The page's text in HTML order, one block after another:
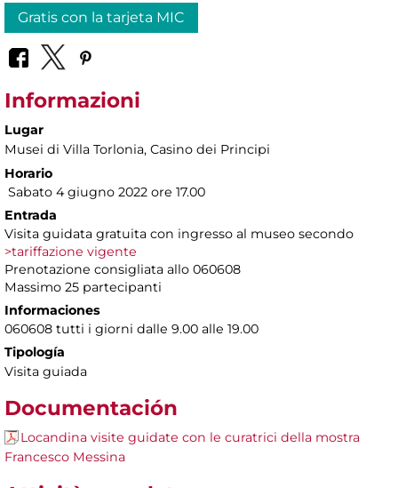
Gratis con la tarjeta MIC
Informazioni
Lugar
Musei di Villa Torlonia, Casino dei Principi
Horario
Sabato 4 giugno 2022 ore 17.00
Entrada
Visita guidata gratuita con ingresso al museo secondo
>tariffazione vigente
Prenotazione consigliata allo 060608
Massimo 25 partecipanti
Informaciones
060608 tutti i giorni dalle 9.00 alle 19.00
Tipología
Visita guiada
Documentación
Locandina visite guidate con le curatrici della mostra
Francesco Messina